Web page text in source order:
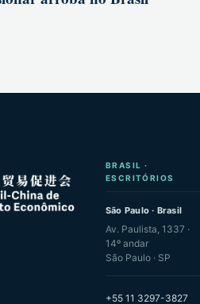
BRASIL ·
ESCRITÓRIOS
São Paulo · Brasil
Av. Paulista, 1337 ·
14º andar
São Paulo · SP
+55 11 3297-3827